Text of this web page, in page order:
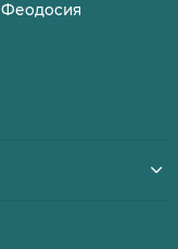
Феодосия